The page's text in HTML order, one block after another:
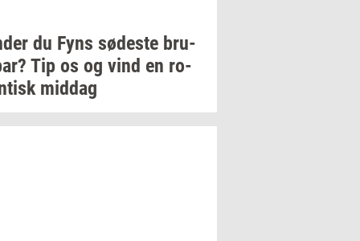
du Fyns sø­de­ste bru­
Tip os og vind en ro­
mid­dag